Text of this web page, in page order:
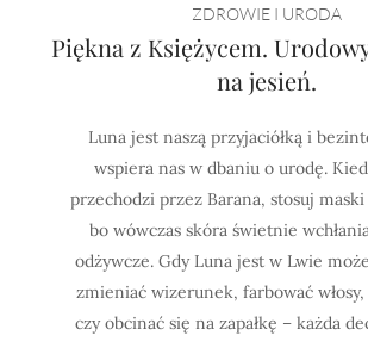
ZDROWIE I URODA
Piękna z Księżycem.
na jesień.
Luna jest naszą przyjaciółką i
wspiera nas w dbaniu o urodę.
przechodzi przez Barana, stosuj
bo wówczas skóra świetnie
odżywcze. Gdy Luna jest w Lwie
zmieniać wizerunek, farbować
czy obcinać się na zapałkę – każda